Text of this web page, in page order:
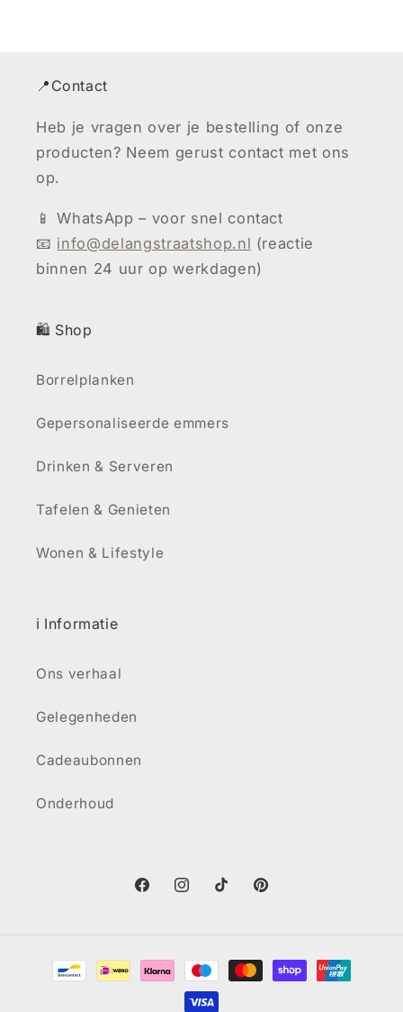
📍Contact
Heb je vragen over je bestelling of onze
producten? Neem gerust contact met ons
op.
📱 WhatsApp – voor snel contact
📧 info@delangstraatshop.nl (reactie
binnen 24 uur op werkdagen)
🛍️ Shop
Borrelplanken
Gepersonaliseerde emmers
Drinken & Serveren
Tafelen & Genieten
Wonen & Lifestyle
ℹ️ Informatie
Ons verhaal
Gelegenheden
Cadeaubonnen
Onderhoud
FacebookInstagramTikTokPinterest
Betaalmethoden